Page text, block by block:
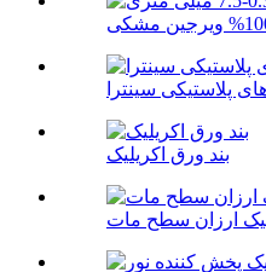
بند ورق اکریلیک
ارزان سطح مات